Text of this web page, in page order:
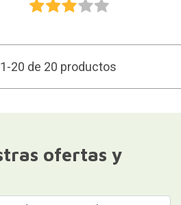
20 de 20 productos
ofertas y